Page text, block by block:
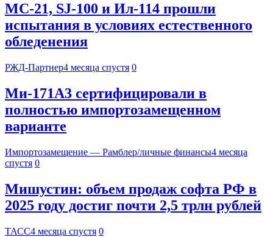
МС-21, SJ-100 и Ил-114 прошли
испытания в условиях естественного
обледенения
РЖД-Партнер4 месяца спустя 0
Ми-171А3 сертифицировали в
полностью импортозамещенном
варианте
Импортозамещение — Рамблер/личные финансы4 месяца
спустя 0
Мишустин: объем продаж софта РФ в
2025 году достиг почти 2,5 трлн рублей
ТАСС4 месяца спустя 0